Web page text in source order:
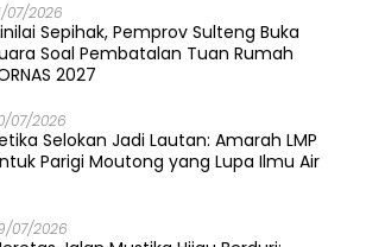
07/2026
Sepihak, Pemprov Sulteng Buka
Soal Pembatalan Tuan Rumah
2027
07/2026
Selokan Jadi Lautan: Amarah LMP
Parigi Moutong yang Lupa Ilmu Air
07/2026